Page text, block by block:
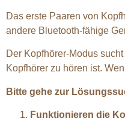
Das erste Paaren von
andere Bluetooth-fähige
Der Kopfhörer-Modus
Kopfhörer zu hören ist.
Bitte gehe zur
Funktionieren die